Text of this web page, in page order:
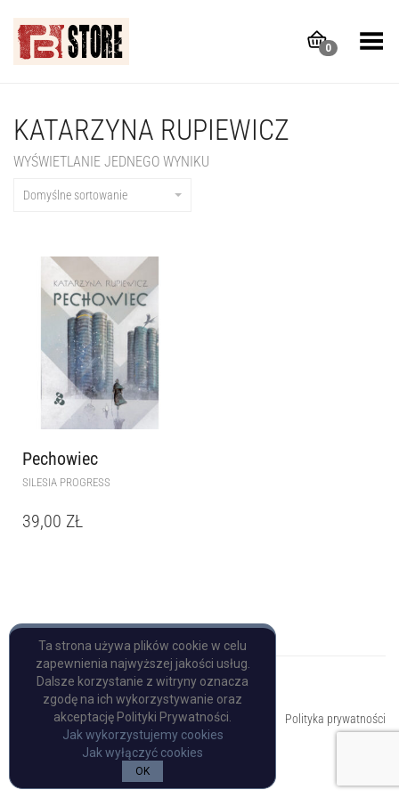
0
Toggle Menu
KATARZYNA RUPIEWICZ
WYŚWIETLANIE JEDNEGO WYNIKU
Domyślne sortowanie
Pechowiec
SILESIA PROGRESS
39,00 ZŁ
Copyright © Pulp Books
Polityka prywatności
Ta strona używa plików cookie w celu
zapewnienia najwyższej jakości usług.
Dalsze korzystanie z witryny oznacza
zgodę na ich wykorzystywanie oraz
akceptację Polityki Prywatności.
Jak wykorzystujemy cookies
Jak wyłączyć cookies
OK